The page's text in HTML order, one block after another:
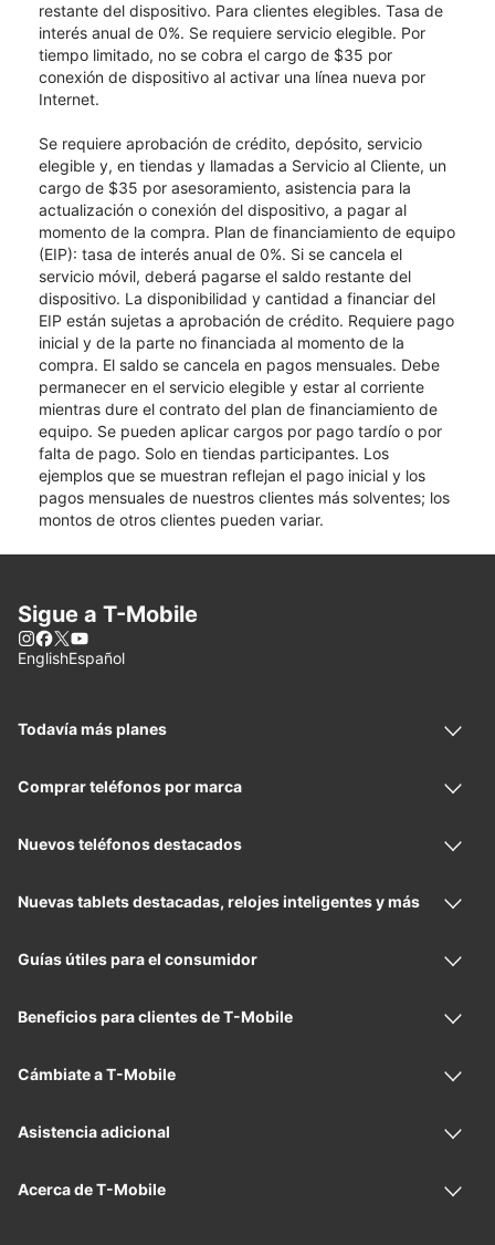
restante del dispositivo. Para clientes elegibles. Tasa de
interés anual de 0%. Se requiere servicio elegible. Por
tiempo limitado, no se cobra el cargo de $35 por
conexión de dispositivo al activar una línea nueva por
Internet.
Se requiere aprobación de crédito, depósito, servicio
elegible y, en tiendas y llamadas a Servicio al Cliente, un
cargo de $35 por asesoramiento, asistencia para la
actualización o conexión del dispositivo, a pagar al
momento de la compra. Plan de financiamiento de equipo
(EIP): tasa de interés anual de 0%. Si se cancela el
servicio móvil, deberá pagarse el saldo restante del
dispositivo. La disponibilidad y cantidad a financiar del
EIP están sujetas a aprobación de crédito. Requiere pago
inicial y de la parte no financiada al momento de la
compra. El saldo se cancela en pagos mensuales. Debe
permanecer en el servicio elegible y estar al corriente
mientras dure el contrato del plan de financiamiento de
equipo. Se pueden aplicar cargos por pago tardío o por
falta de pago. Solo en tiendas participantes. Los
ejemplos que se muestran reflejan el pago inicial y los
pagos mensuales de nuestros clientes más solventes; los
montos de otros clientes pueden variar.